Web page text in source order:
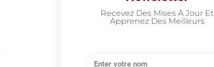
Recevez Des Mises À Jour Et
Apprenez Des Meilleurs